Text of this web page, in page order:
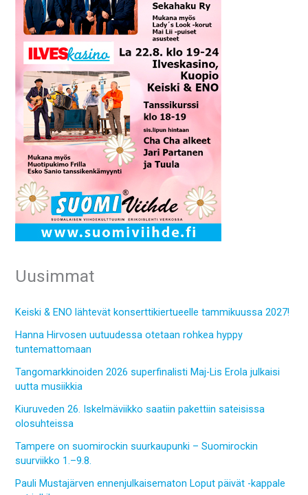
Uusimmat
Keiski & ENO lähtevät konserttikiertueelle tammikuussa 2027!
Hanna Hirvosen uutuudessa otetaan rohkea hyppy
tuntemattomaan
Tangomarkkinoiden 2026 superfinalisti Maj-Lis Erola julkaisi
uutta musiikkia
Kiuruveden 26. Iskelmäviikko saatiin pakettiin sateisissa
olosuhteissa
Tampere on suomirockin suurkaupunki – Suomirockin
suurviikko 1.–9.8.
Pauli Mustajärven ennenjulkaisematon Loput päivät -kappale